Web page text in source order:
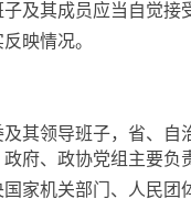
其成员应当自觉接受
映情况。
领导班子，省、自
府、政协党组主要负
机关部门、人民团